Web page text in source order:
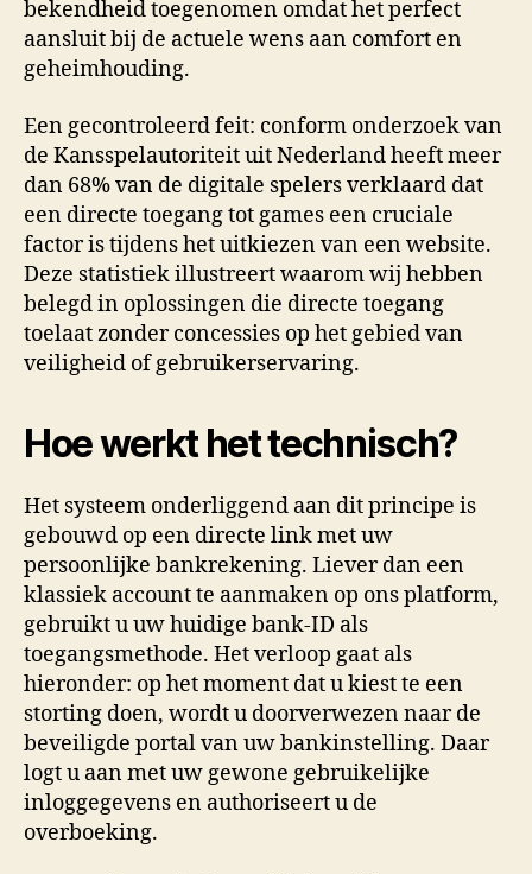
bekendheid toegenomen omdat het perfect
aansluit bij de actuele wens aan comfort en
geheimhouding.
Een gecontroleerd feit: conform onderzoek van
de Kansspelautoriteit uit Nederland heeft meer
dan 68% van de digitale spelers verklaard dat
een directe toegang tot games een cruciale
factor is tijdens het uitkiezen van een website.
Deze statistiek illustreert waarom wij hebben
belegd in oplossingen die directe toegang
toelaat zonder concessies op het gebied van
veiligheid of gebruikerservaring.
Hoe werkt het technisch?
Het systeem onderliggend aan dit principe is
gebouwd op een directe link met uw
persoonlijke bankrekening. Liever dan een
klassiek account te aanmaken op ons platform,
gebruikt u uw huidige bank-ID als
toegangsmethode. Het verloop gaat als
hieronder: op het moment dat u kiest te een
storting doen, wordt u doorverwezen naar de
beveiligde portal van uw bankinstelling. Daar
logt u aan met uw gewone gebruikelijke
inloggegevens en authoriseert u de
overboeking.